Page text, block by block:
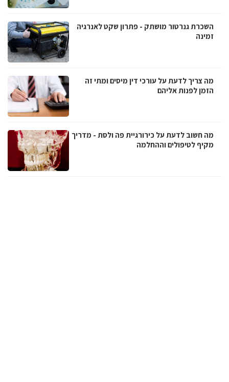
השכרת גנרטור מושתק - פתרון שקט לאנרגיה
זמינה
מה צריך לדעת על עורכי דין מיסים ומתי זה
הזמן לפנות אליהם
מה חשוב לדעת על כירורגיית פה ולסת - מדריך
מקיף לטיפולים וההחלמה